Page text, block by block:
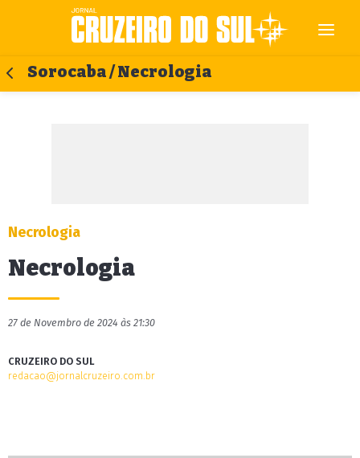
Sorocaba / Necrologia
Necrologia
Necrologia
27 de Novembro de 2024 às 21:30
CRUZEIRO DO SUL
redacao@jornalcruzeiro.com.br